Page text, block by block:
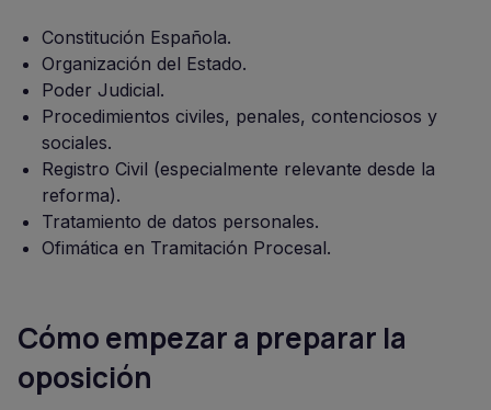
Constitución Española.
Organización del Estado.
Poder Judicial.
Procedimientos civiles, penales, contenciosos y
sociales.
Registro Civil (especialmente relevante desde la
reforma).
Tratamiento de datos personales.
Ofimática en Tramitación Procesal.
Cómo empezar a preparar la
oposición